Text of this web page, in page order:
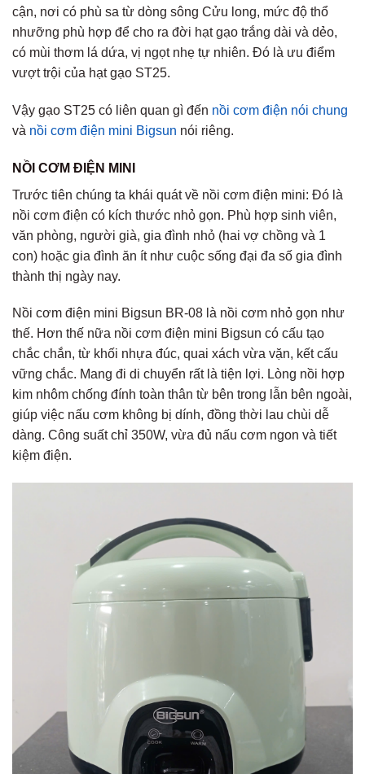
cận, nơi có phù sa từ dòng sông Cửu long, mức độ thổ
nhưỡng phù hợp để cho ra đời hạt gạo trắng dài và dẻo,
có mùi thơm lá dứa, vị ngọt nhẹ tự nhiên. Đó là ưu điểm
vượt trội của hạt gạo ST25.
Vậy gạo ST25 có liên quan gì đến nồi cơm điện nói chung
và nồi cơm điện mini Bigsun nói riêng.
NỒI CƠM ĐIỆN MINI
Trước tiên chúng ta khái quát về nồi cơm điện mini: Đó là
nồi cơm điện có kích thước nhỏ gọn. Phù hợp sinh viên,
văn phòng, người già, gia đình nhỏ (hai vợ chồng và 1
con) hoặc gia đình ăn ít như cuộc sống đại đa số gia đình
thành thị ngày nay.
Nồi cơm điện mini Bigsun BR-08 là nồi cơm nhỏ gọn như
thế. Hơn thế nữa nồi cơm điện mini Bigsun có cấu tạo
chắc chắn, từ khối nhựa đúc, quai xách vừa vặn, kết cấu
vững chắc. Mang đi di chuyển rất là tiện lợi. Lòng nồi hợp
kim nhôm chống đính toàn thân từ bên trong lẫn bên ngoài,
giúp việc nấu cơm không bị dính, đồng thời lau chùi dễ
dàng. Công suất chỉ 350W, vừa đủ nấu cơm ngon và tiết
kiệm điện.